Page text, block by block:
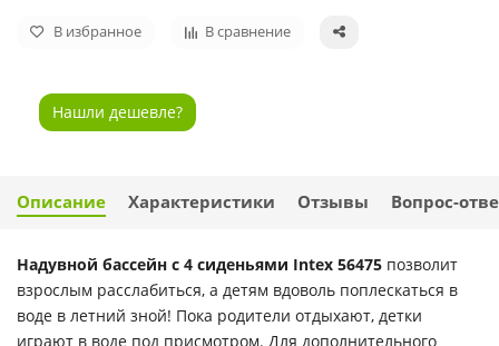
В избранное В сравнение
Нашли дешевле?
Описание Характеристики Отзывы Вопрос-
Надувной бассейн с 4 сиденьями Intex 56475 позволит
взрослым расслабиться, а детям вдоволь поплескаться в
воде в летний зной! Пока родители отдыхают, детки
играют в воде под присмотром. Для дополнительного